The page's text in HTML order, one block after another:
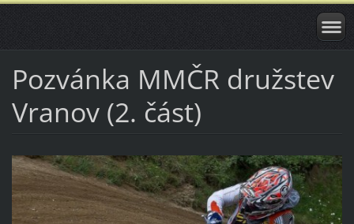
Pozvánka MMČR družstev
Vranov (2. část)